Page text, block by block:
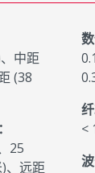
中距
(38
25
、远距
<